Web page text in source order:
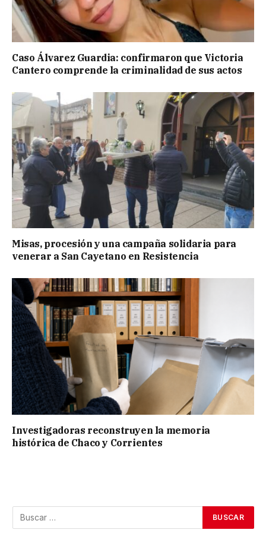
Caso Álvarez Guardia: confirmaron que Victoria
Cantero comprende la criminalidad de sus actos
Misas, procesión y una campaña solidaria para
venerar a San Cayetano en Resistencia
Investigadoras reconstruyen la memoria
histórica de Chaco y Corrientes